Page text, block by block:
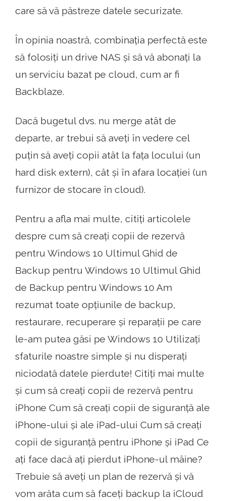
care să vă păstreze datele securizate.
În opinia noastră, combinația perfectă este
să folosiți un drive NAS și să vă abonați la
un serviciu bazat pe cloud, cum ar fi
Backblaze.
Dacă bugetul dvs. nu merge atât de
departe, ar trebui să aveți în vedere cel
puțin să aveți copii atât la fața locului (un
hard disk extern), cât și în afara locației (un
furnizor de stocare în cloud).
Pentru a afla mai multe, citiți articolele
despre cum să creați copii de rezervă
pentru Windows 10 Ultimul Ghid de
Backup pentru Windows 10 Ultimul Ghid
de Backup pentru Windows 10 Am
rezumat toate opțiunile de backup,
restaurare, recuperare și reparații pe care
le-am putea găsi pe Windows 10 Utilizați
sfaturile noastre simple și nu disperați
niciodată datele pierdute! Citiți mai multe
și cum să creați copii de rezervă pentru
iPhone Cum să creați copii de siguranță ale
iPhone-ului și ale iPad-ului Cum să creați
copii de siguranță pentru iPhone și iPad Ce
ați face dacă ați pierdut iPhone-ul mâine?
Trebuie să aveți un plan de rezervă și vă
vom arăta cum să faceți backup la iCloud